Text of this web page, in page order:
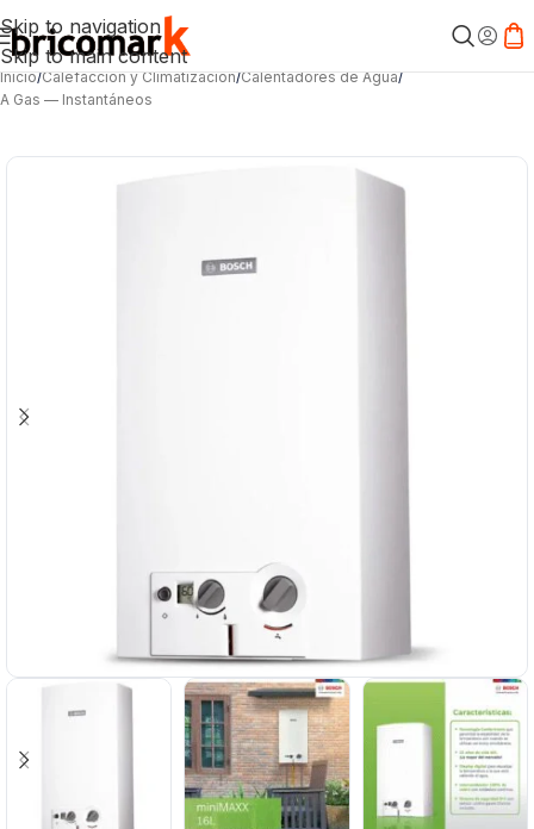
Skip to navigation
Skip to main content
Inicio/Calefacción y Climatización/Calentadores de Agua/
A Gas — Instantáneos